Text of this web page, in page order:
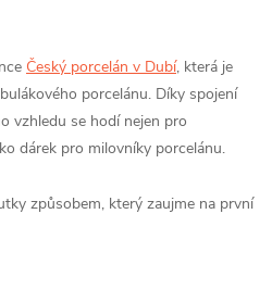
Český porcelán v Dubí, která je
porcelánu. Díky spojení
vzhledu se hodí nejen pro
dárek pro milovníky porcelánu.
způsobem, který zaujme na první